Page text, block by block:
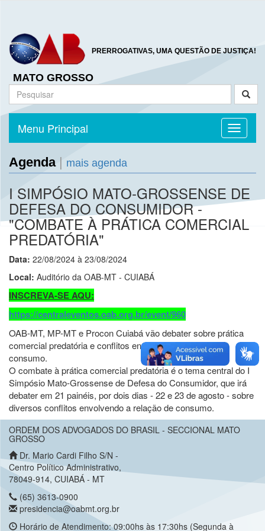
PRERROGATIVAS, UMA QUESTÃO DE JUSTIÇA!
MATO GROSSO
Toggle
Menu Principal
Agenda| mais agenda
I SIMPÓSIO MATO-GROSSENSE DE
DEFESA DO CONSUMIDOR -
"COMBATE À PRÁTICA COMERCIAL
PREDATÓRIA"
Data: 22/08/2024 à 23/08/2024
Local: Auditório da OAB-MT - CUIABÁ
INSCREVA-SE AQU:
https://centraleventos.oab.org.br/event/960
OAB-MT, MP-MT e Procon Cuiabá vão debater sobre prática
comercial predatória e conflitos envolvendo a relação de
consumo.
O combate à prática comercial predatória é o tema central do I
Simpósio Mato-Grossense de Defesa do Consumidor, que irá
debater em 21 painéis, por dois dias - 22 e 23 de agosto - sobre
diversos conflitos envolvendo a relação de consumo.
ORDEM DOS ADVOGADOS DO BRASIL - SECCIONAL MATO
GROSSO
Dr. Mario Cardi Filho S/N -
Centro Político Administrativo,
78049-914, CUIABÁ - MT
(65) 3613-0900
presidencia@oabmt.org.br
Horário de Atendimento: 09:00hs às 17:30hs (Segunda à